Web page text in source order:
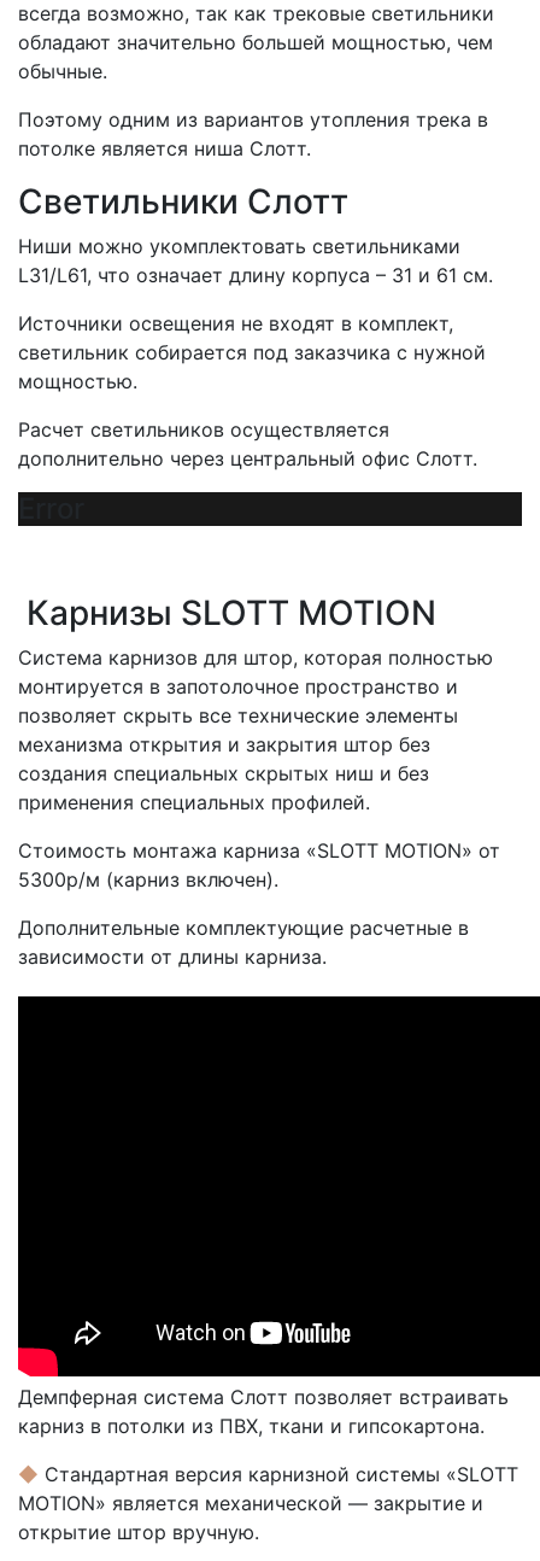
всегда возможно, так как трековые светильники
обладают значительно большей мощностью, чем
обычные.
Поэтому одним из вариантов утопления трека в
потолке является ниша Слотт.
Светильники Слотт
Ниши можно укомплектовать светильниками
L31/L61, что означает длину корпуса – 31 и 61 см.
Источники освещения не входят в комплект,
светильник собирается под заказчика с нужной
мощностью.
Расчет светильников осуществляется
дополнительно через центральный офис Слотт.
Карнизы SLOTT MOTION
Cистема карнизов для штор, которая полностью
монтируется в запотолочное пространство и
позволяет скрыть все технические элементы
механизма открытия и закрытия штор без
создания специальных скрытых ниш и без
применения специальных профилей.
Стоимость монтажа карниза «SLOTT MOTION» от
5300р/м (карниз включен).
Дополнительные комплектующие расчетные в
зависимости от длины карниза.
Демпферная система Слотт позволяет встраивать
карниз в потолки из ПВХ, ткани и гипсокартона.
◆ Стандартная версия карнизной системы «SLOTT
MOTION» является механической — закрытие и
открытие штор вручную.